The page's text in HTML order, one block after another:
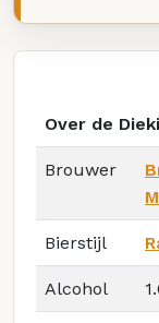
Over de
Brouwer
Bierstijl
Alcohol